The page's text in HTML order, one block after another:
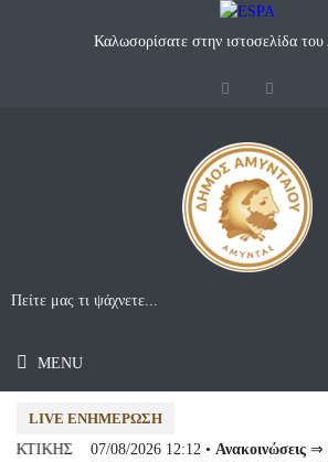
Καλωσορίσατε στην ιστοσελίδα
MENU
LIVE ΕΝΗΜΈΡΩΣΗ
07/08/2026 12:12 •Ανακοινώσεις⇒ ΕΓΓΡΑΦΑ